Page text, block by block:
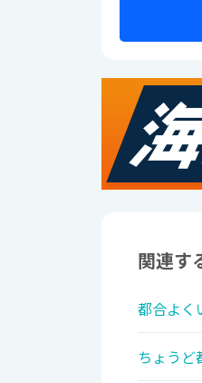
関連す
都合よく
ちょうど